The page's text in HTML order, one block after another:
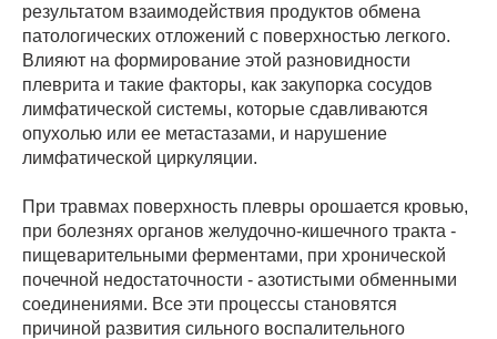
результатом взаимодействия продуктов обмена
патологических отложений с поверхностью легкого.
Влияют на формирование этой разновидности
плеврита и такие факторы, как закупорка сосудов
лимфатической системы, которые сдавливаются
опухолью или ее метастазами, и нарушение
лимфатической циркуляции.
При травмах поверхность плевры орошается кровью,
при болезнях органов желудочно-кишечного тракта -
пищеварительными ферментами, при хронической
почечной недостаточности - азотистыми обменными
соединениями. Все эти процессы становятся
причиной развития сильного воспалительного